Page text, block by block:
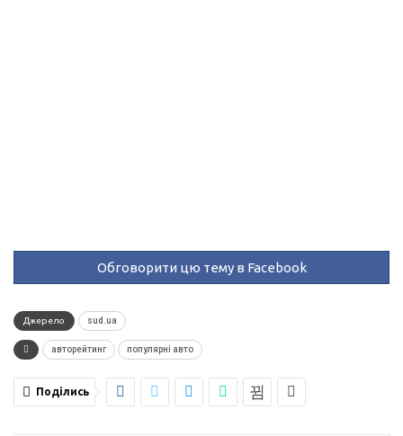
Обговорити цю тему в Facebook
Джерело sud.ua
авторейтинг популярні авто
Поділись